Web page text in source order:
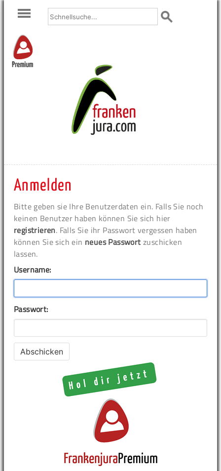
Premium
Anmelden
Bitte geben sie Ihre Benutzerdaten ein. Falls Sie noch
keinen Benutzer haben können Sie sich hier
registrieren. Falls Sie ihr Passwort vergessen haben
können Sie sich ein neues Passwort zuschicken
lassen.
Username:
Passwort: